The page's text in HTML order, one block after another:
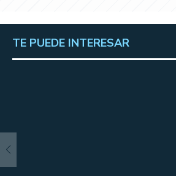
TE PUEDE INTERESAR